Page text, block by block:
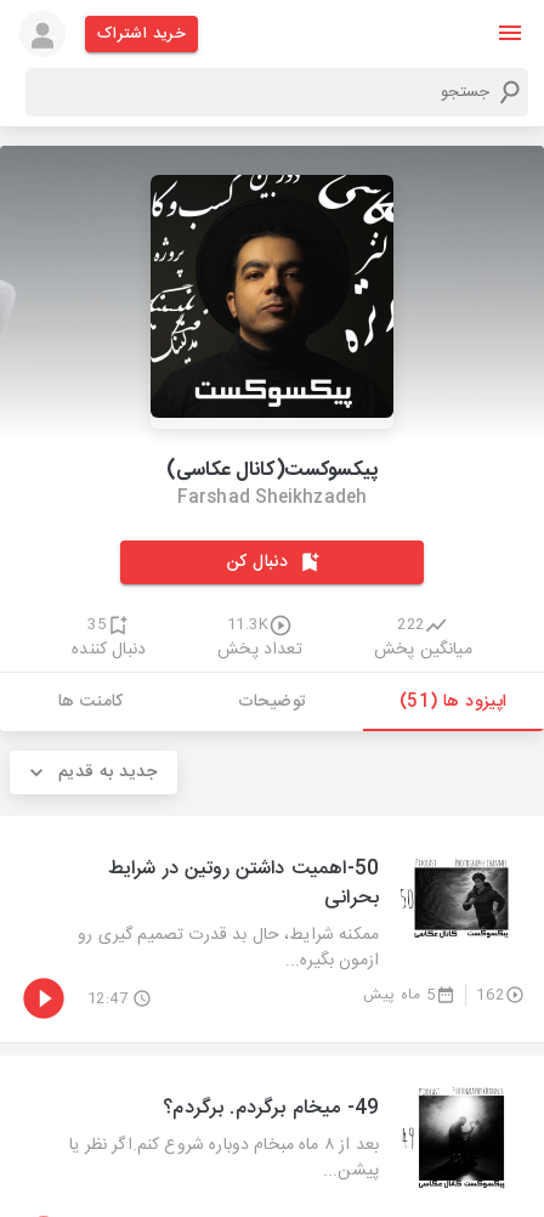
خرید اشتراک
پیکسوکست(کانال عکاسی)
Farshad Sheikhzadeh
دنبال کن
222
میانگین پخش
11.3K
تعداد پخش
35
دنبال کننده
اپیزود ها (51)
توضیحات کامنت ها
جدید به قدیم
50-اهمیت داشتن روتین در شرایط
بحرانی
ممکنه شرایط، حال بد قدرت تصمیم گیری رو
ازمون بگیره...
162 5 ماه پیش 12:47
49- میخام برگردم. برگردم؟
بعد از ۸ ماه مبخام دوباره شروع کنم.اگر نظر یا
پیشن...